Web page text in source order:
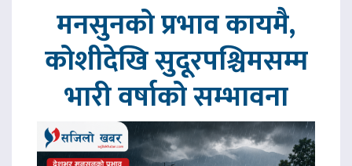
मनसुनको प्रभाव कायमै,
कोशीदेखि सुदूरपश्चिमसम्म
भारी वर्षाको सम्भावना